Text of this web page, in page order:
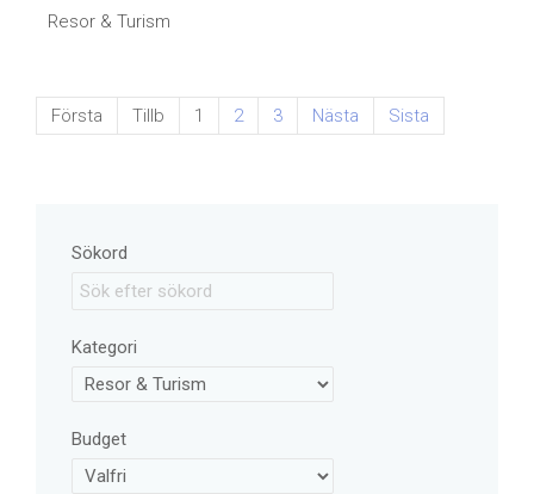
Resor & Turism
Första Tillb 1 2 3 Nästa Sista
Sökord
Kategori
Budget